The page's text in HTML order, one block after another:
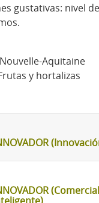
gustativas: nivel
Nouvelle-Aquitaine
y hortalizas